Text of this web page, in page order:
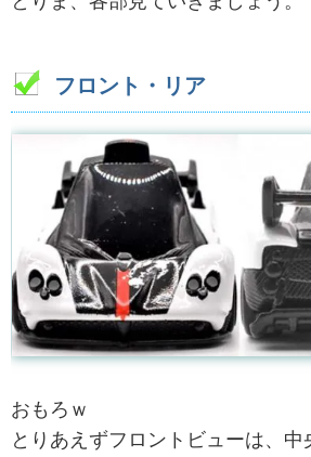
フロント・リア
おもろｗ
とりあえずフロントビューは、